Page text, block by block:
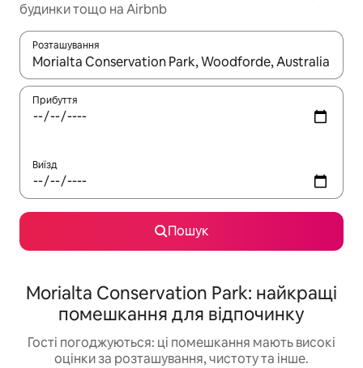
будинки тощо на Airbnb
Розташування
Отримавши результати пошуку, використовуйте для
Прибуття
Виїзд
Пошук
Morialta Conservation Park: найкращі
помешкання для відпочинку
Гості погоджуються: ці помешкання мають високі
оцінки за розташування, чистоту та інше.